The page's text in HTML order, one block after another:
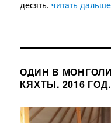
десять.читать
ОДИН В
КЯХТЫ. 2016 ГОД.